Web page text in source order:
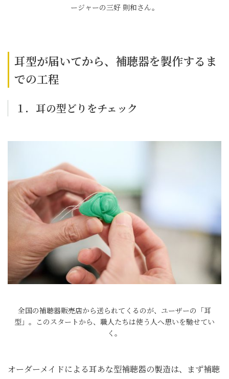
ージャーの三好 則和さん。
耳型が届いてから、補聴器を製作するま
での工程
１．耳の型どりをチェック
全国の補聴器販売店から送られてくるのが、ユーザーの「耳
型」。このスタートから、職人たちは使う人へ思いを馳せてい
く。
オーダーメイドによる耳あな型補聴器の製造は、まず補聴